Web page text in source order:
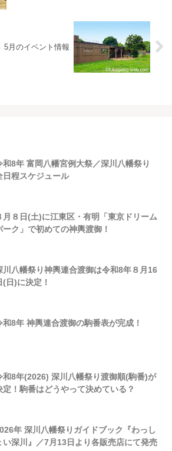
5月のイベント情報
和8年 富岡八幡宮例大祭／深川八幡祭り
日程スケジュール
月８日(土)に江東区・有明「東京ドリーム
ーク」で初めての神輿渡御！
川八幡祭り神輿連合渡御は令和8年８月16
(日)に決定！
和8年 神輿連合渡御の駒番表が完成！
和8年(2026) 深川八幡祭り渡御順(駒番)が
定！駒番はどうやって決めている？
年 深川八幡祭りガイドブック『わっし
い深川』／7月13日より各販売店にて発売